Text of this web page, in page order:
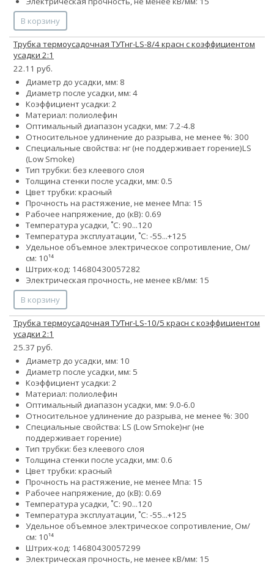
В корзину
Трубка термоусадочная ТУТнг-LS-8/4 красн с коэффициентом
усадки 2:1
22.11 руб.
Диаметр до усадки, мм: 8
Диаметр после усадки, мм: 4
Коэффициент усадки: 2
Материал: полиолефин
Оптимальный диапазон усадки, мм: 7.2-4.8
Относительное удлинение до разрыва, не менее %: 300
Специальные свойства: нг (не поддерживает горение)LS
(Low Smoke)
Тип трубки: без клеевого слоя
Толщина стенки после усадки, мм: 0.5
Цвет трубки: красный
Прочность на растяжение, не менее Мпа: 15
Рабочее напряжение, до (кВ): 0.69
Температура усадки, ˚С: 90...120
Температура эксплуатации, ˚С: -55...+125
Удельное объемное электрическое сопротивление, Ом/
см: 10¹⁴
Штрих-код: 14680430057282
Электрическая прочность, не менее кВ/мм: 15
В корзину
Трубка термоусадочная ТУТнг-LS-10/5 красн с коэффициентом
усадки 2:1
25.37 руб.
Диаметр до усадки, мм: 10
Диаметр после усадки, мм: 5
Коэффициент усадки: 2
Материал: полиолефин
Оптимальный диапазон усадки, мм: 9.0-6.0
Относительное удлинение до разрыва, не менее %: 300
Специальные свойства: LS (Low Smoke)нг (не
поддерживает горение)
Тип трубки: без клеевого слоя
Толщина стенки после усадки, мм: 0.6
Цвет трубки: красный
Прочность на растяжение, не менее Мпа: 15
Рабочее напряжение, до (кВ): 0.69
Температура усадки, ˚С: 90...120
Температура эксплуатации, ˚С: -55...+125
Удельное объемное электрическое сопротивление, Ом/
см: 10¹⁴
Штрих-код: 14680430057299
Электрическая прочность, не менее кВ/мм: 15